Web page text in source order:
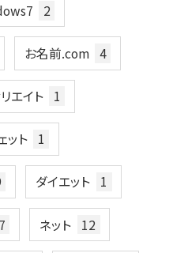
2
お名前.com 4
エイト 1
ット 1
ダイエット 1
7 ネット 12